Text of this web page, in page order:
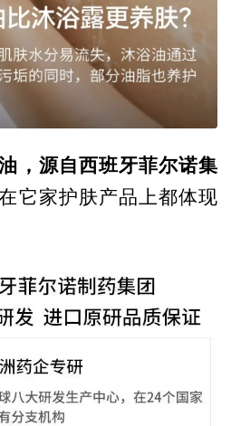
，源自西班牙菲尔诺集
它家护肤产品上都体现